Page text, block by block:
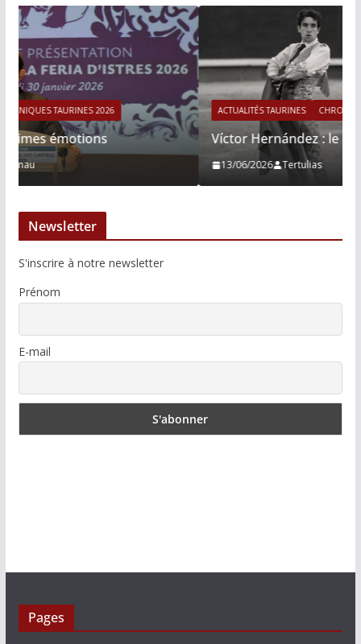
ACTUALITÉS TAURINES CHRONIQUES TAURINES 2026
Víctor Hernández : le courage immobile
13/06/2026
Newsletter
S'inscrire à notre newsletter
Prénom
E-mail
Pages